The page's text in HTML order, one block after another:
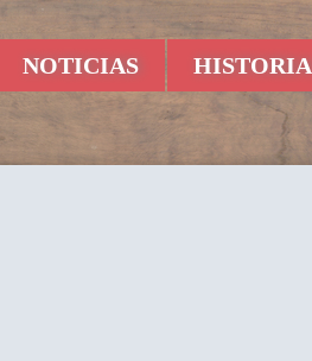
NOTICIAS HISTORIA